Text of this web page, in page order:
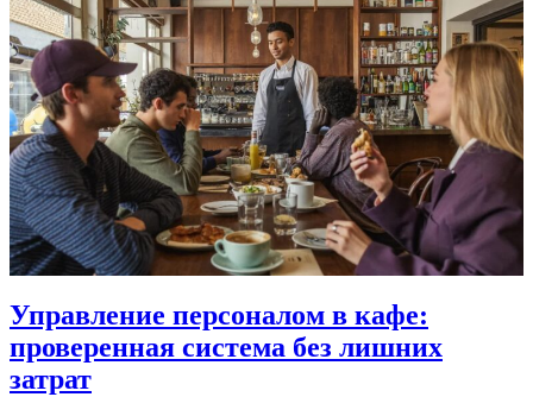
Управление персоналом в кафе:
проверенная система без лишних
затрат